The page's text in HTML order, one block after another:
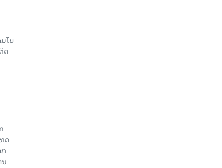
ໂບ​
ດ
ດ
ນ